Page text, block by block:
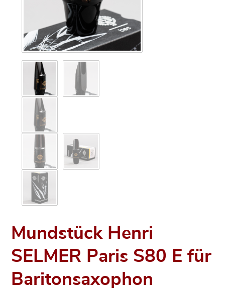
Mundstück Henri
SELMER Paris S80 E für
Baritonsaxophon